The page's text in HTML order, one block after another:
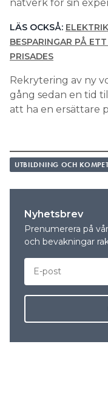
nätverk för sin
LÄS OCKSÅ:
BESPARINGAR PÅ
PRISADES
Rekrytering av ny
gång sedan en tid
att ha en ersättare
UTBILDNING OCH
Nyhetsbrev
Prenumerera på
och bevakningar